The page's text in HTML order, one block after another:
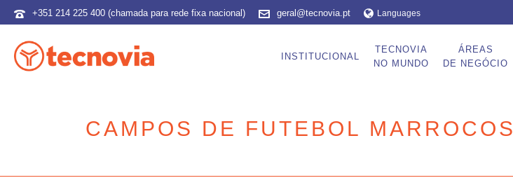
+351 214 225 400 (chamada para rede fixa nacional) geral@tecnovia.pt Languages
INSTITUCIONAL
TECNOVIA
NO MUNDO
ÁREAS
DE NEGÓCIO
CAMPOS DE FUTEBOL MARROCOS